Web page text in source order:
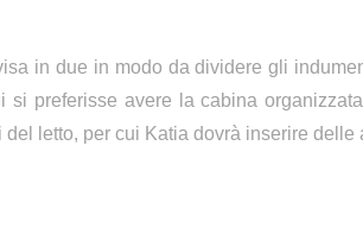
in due in modo da dividere gli
preferisse avere la cabina
letto, per cui Katia dovrà inserire